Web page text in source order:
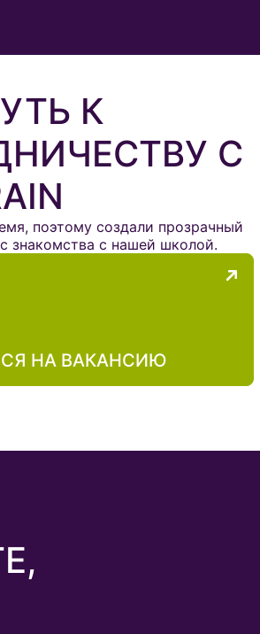
К
С
поэтому создали прозрачный
знакомства с нашей школой.
НА ВАКАНСИЮ